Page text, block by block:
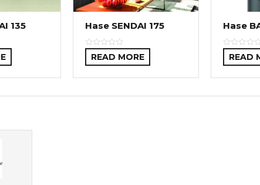
135 Hase SENDAI 175
READ MORE
Hase
READ